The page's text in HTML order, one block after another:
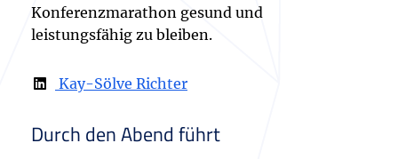
Konferenzmarathon gesund und
leistungsfähig zu bleiben.
Kay-Sölve Richter
Durch den Abend führt